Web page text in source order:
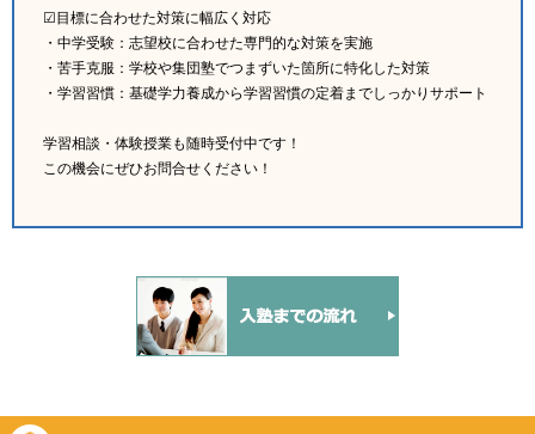
☑目標に合わせた対策に幅広く対応
・中学受験：志望校に合わせた専門的な対策を実施
・苦手克服：学校や集団塾でつまずいた箇所に特化した対策
・学習習慣：基礎学力養成から学習習慣の定着までしっかりサポート
学習相談・体験授業も随時受付中です！
この機会にぜひお問合せください！